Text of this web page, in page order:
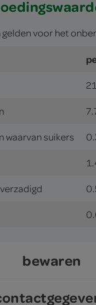
gelden voor het
waarvan suikers
bewaren